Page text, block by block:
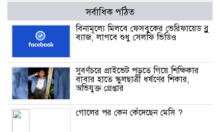
সর্বাধিক পঠিত
বিনামূল্যে মিলবে ফেসবুকের ভেরিফায়েড ব্লু
ব্যাজ, লাগবে শুধু সেলফি ভিডিও
সুবর্ণচরে প্রাইভেট পড়তে গিয়ে শিক্ষিকার
বাবার হাতে স্কুলছাত্রী ধর্ষণের শিকার,
অভিযুক্ত গ্রেপ্তার
গোলের পর কেন কেঁদেছেন মেসি ?